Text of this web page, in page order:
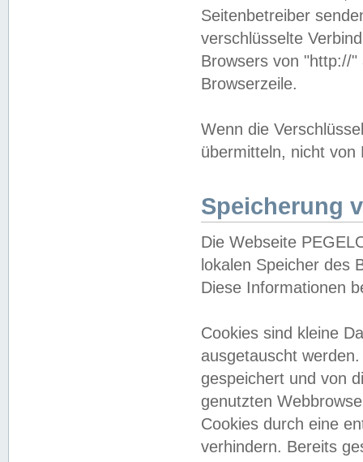
Seitenbetreiber
verschlüsselte
Browsers von "http://
Browserzeile.
Wenn die
übermitteln, nicht von
Speicherung
Die Webseite
lokalen Speicher des
Diese Informationen
Cookies sind kleine
ausgetauscht
gespeichert und von
genutzten
Cookies durch eine
verhindern. Bereits